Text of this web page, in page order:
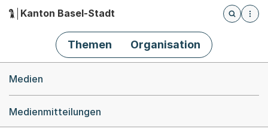
Hauptnavigation
Kanton Basel-Stadt
Öffnet
Themen Organisation
Medien
Medienmitteilungen